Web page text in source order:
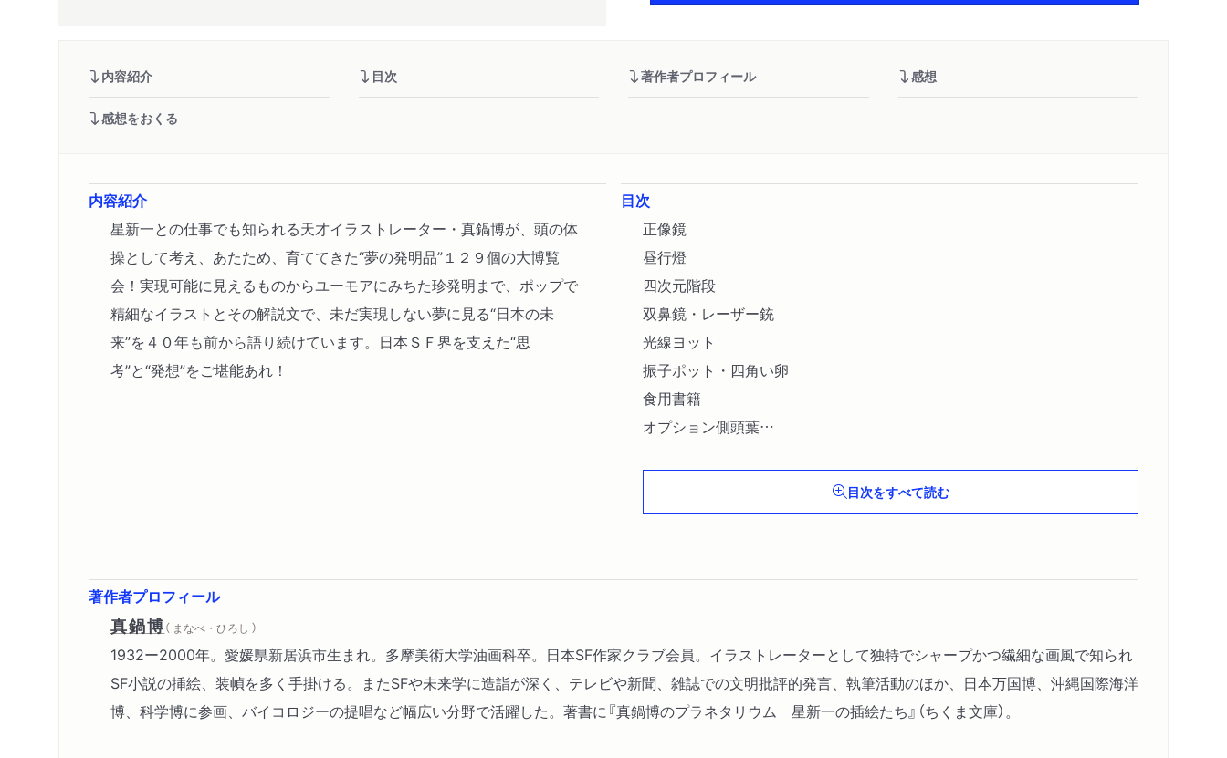
内容紹介 目次 著作者プロフィール 感想
感想をおくる
内容紹介
星新一との仕事でも知られる天才イラストレーター・真鍋博が、頭の体
操として考え、あたため、育ててきた“夢の発明品”１２９個の大博覧
会！実現可能に見えるものからユーモアにみちた珍発明まで、ポップで
精細なイラストとその解説文で、未だ実現しない夢に見る“日本の未
来”を４０年も前から語り続けています。日本ＳＦ界を支えた“思
考”と“発想”をご堪能あれ！
目次
正像鏡
昼行燈
四次元階段
双鼻鏡・レーザー銃
光線ヨット
振子ポット・四角い卵
食用書籍
オプション側頭葉
目次をすべて読む
著作者プロフィール
真鍋博（ まなべ・ひろし ）
1932ー2000年。愛媛県新居浜市生まれ。多摩美術大学油画科卒。日本SF作家クラブ会員。イラストレーターとして独特でシャープかつ繊細な画風で知られ
SF小説の挿絵、装幀を多く手掛ける。またSFや未来学に造詣が深く、テレビや新聞、雑誌での文明批評的発言、執筆活動のほか、日本万国博、沖縄国際海洋
博、科学博に参画、バイコロジーの提唱など幅広い分野で活躍した。著書に『真鍋博のプラネタリウム 星新一の插絵たち』（ちくま文庫）。